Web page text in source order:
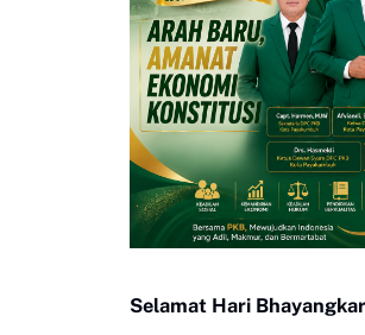
Selamat Hari